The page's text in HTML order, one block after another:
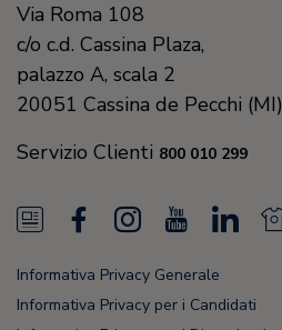
Via Roma 108
c/o c.d. Cassina Plaza,
palazzo A, scala 2
20051 Cassina de Pecchi (MI)
Servizio Clienti 800 010 299
N
e
w
a
c
I
s
u
L
n
Informativa Privacy Generale
Informativa Privacy per i Candidati